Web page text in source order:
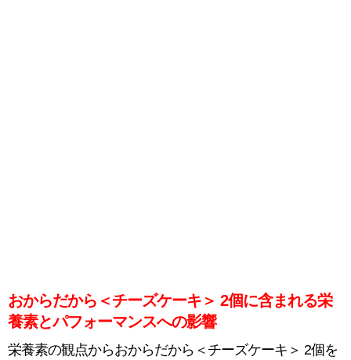
おからだから＜チーズケーキ＞ 2個に含まれる栄
養素とパフォーマンスへの影響
栄養素の観点からおからだから＜チーズケーキ＞ 2個を